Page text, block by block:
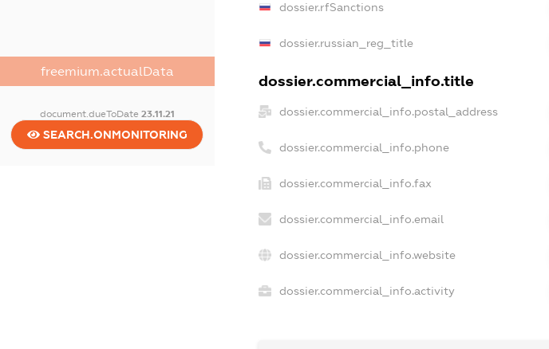
freemium.actualData
document.dueToDate 23.11.21
SEARCH.ONMONITORING
dossier.rfSanctions
dossier.russian_reg_title
dossier.commercial_info.title
dossier.commercial_info.postal_address
dossier.commercial_info.phone
dossier.commercial_info.fax
dossier.commercial_info.email
dossier.commercial_info.website
dossier.commercial_info.activity